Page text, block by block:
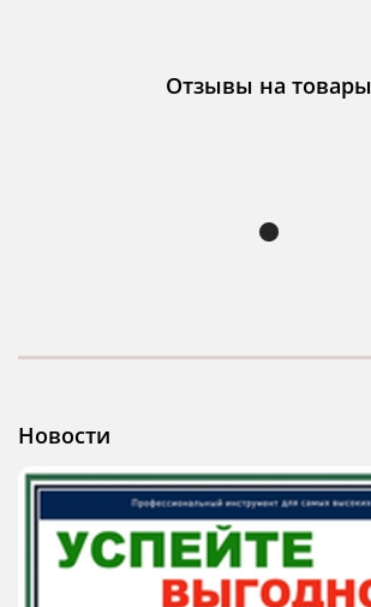
Отзывы на товары
Новости